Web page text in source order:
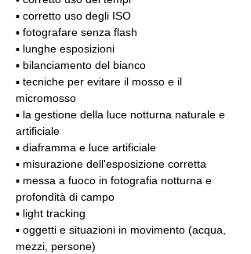
▪️ corretto uso degli ISO
▪️ fotografare senza flash
▪️ lunghe esposizioni
▪️ bilanciamento del bianco
▪️ tecniche per evitare il mosso e il
micromosso
▪️ la gestione della luce notturna naturale e
artificiale
▪️ diaframma e luce artificiale
▪️ misurazione dell'esposizione corretta
▪️ messa a fuoco in fotografia notturna e
profondità di campo
▪️ light tracking
▪️ oggetti e situazioni in movimento (acqua,
mezzi, persone)